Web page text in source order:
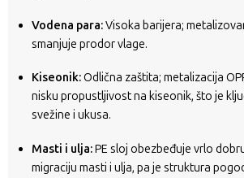
Vodena para:Visoka barijera;
smanjuje prodor vlage.
Kiseonik:Odlična zaštita; metalizacija
nisku propustljivost na kiseonik, što je
svežine i ukusa.
Masti i ulja:PE sloj obezbeđuje vrlo
migraciju masti i ulja, pa je struktura